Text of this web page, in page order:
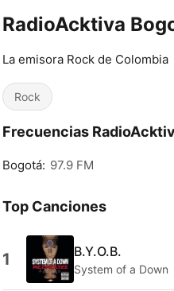
RadioAcktiva
La emisora Rock de Colombia
Rock
Frecuencias
Bogotá: 97.9 FM
Top Canciones
1 B.Y.O.B.
System of a Down